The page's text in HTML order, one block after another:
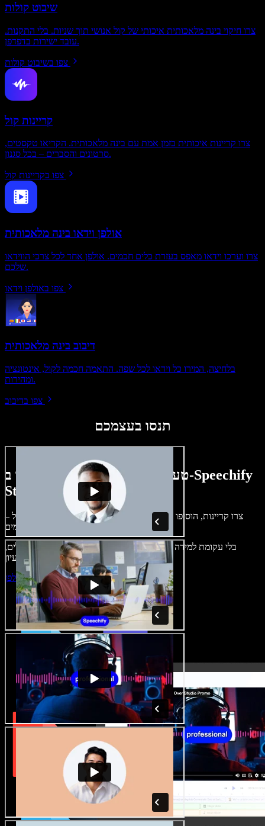
שיבוט קולות
צרו חיקוי בינה מלאכותית איכותי של קול אנושי תוך שניות. בלי התקנות.
עובד ישירות בדפדפן.
צפו בשיבוט קולות
קריינות קול
צרו קריינות איכותית בזמן אמת עם בינה מלאכותית. הקריאו טקסטים,
סרטונים והסברים – בכל סגנון.
צפו בקריינות קול
אולפן וידאו בינה מלאכותית
צרו וערכו וידאו מאפס בעזרת כלים חכמים. אולפן אחד לכל צרכי הווידאו
שלכם.
צפו באולפן וידאו
דיבוב בינה מלאכותית
בלחיצה, המירו כל וידאו לכל שפה. התאמה חכמה לקול, אינטונציה
ומהירות.
צפו בדיבוב
תנסו בעצמכם
טעימה קטנה ממה שתוכלו ליצור ב-Speechify
Studio.
צרו קריינות, הוסיפו תמונות ללא זכויות, אודיו, סרטונים ושיבוט קול –
בלי עקומת למידה – הכול זמין בדפדפן. יוצרי תוכן כבר לא מוגבלים,
התחילו ליצור באולפן